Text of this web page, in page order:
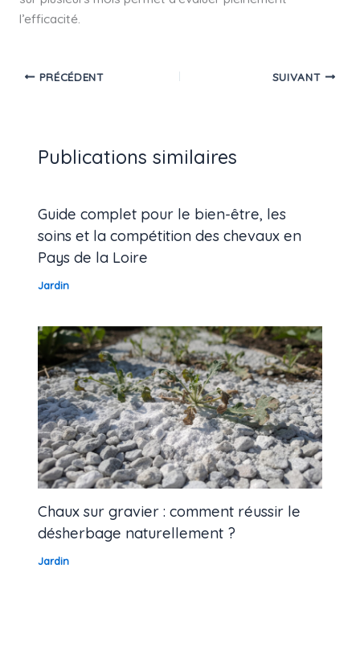
l’efficacité.
PRÉCÉDENT SUIVANT
Publications similaires
Guide complet pour le bien-être, les
soins et la compétition des chevaux en
Pays de la Loire
Jardin
Chaux sur gravier : comment réussir le
désherbage naturellement ?
Jardin